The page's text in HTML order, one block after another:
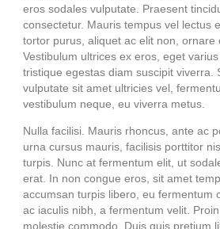
eros sodales vulputate. Praesent
consectetur. Mauris tempus vel lectus
tortor purus, aliquet ac elit non, ornare
Vestibulum ultrices ex eros, eget
tristique egestas diam suscipit viverra.
vulputate sit amet ultricies vel,
vestibulum neque, eu viverra metus.
Nulla facilisi. Mauris rhoncus, ante ac
urna cursus mauris, facilisis porttitor
turpis. Nunc at fermentum elit, ut
erat. In non congue eros, sit amet
accumsan turpis libero, eu fermentum
ac iaculis nibh, a fermentum velit.
molestie commodo. Duis quis pretium